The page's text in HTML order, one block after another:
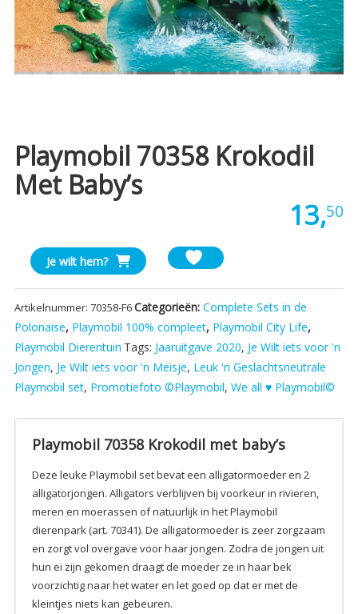
Playmobil 70358 Krokodil
Met Baby’s
13,50
Playmobil
70358
Krokodil
met
baby's
aantal
Je wilt hem?
Artikelnummer: 70358-F6Categorieën: Complete Sets in de
Polonaise, Playmobil 100% compleet, Playmobil City Life,
Playmobil Dierentuin Tags: Jaaruitgave 2020, Je Wilt iets voor 'n
Jongen, Je Wilt iets voor 'n Meisje, Leuk 'n Geslachtsneutrale
Playmobil set, Promotiefoto ©Playmobil, We all ♥ Playmobil©
Playmobil 70358 Krokodil met baby’s
Deze leuke Playmobil set bevat een alligatormoeder en 2
alligatorjongen. Alligators verblijven bij voorkeur in rivieren,
meren en moerassen of natuurlijk in het Playmobil
dierenpark (art. 70341). De alligatormoeder is zeer zorgzaam
en zorgt vol overgave voor haar jongen. Zodra de jongen uit
hun ei zijn gekomen draagt de moeder ze in haar bek
voorzichtig naar het water en let goed op dat er met de
kleintjes niets kan gebeuren.